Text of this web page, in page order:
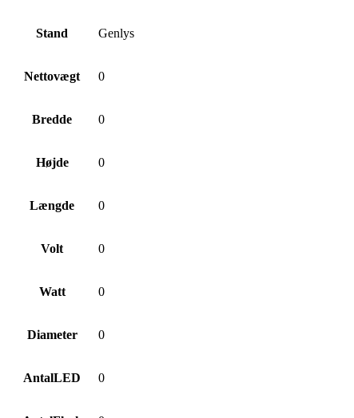
Stand Genlys
Nettovægt 0
Bredde 0
Højde 0
Længde 0
Volt 0
Watt 0
Diameter 0
AntalLED 0